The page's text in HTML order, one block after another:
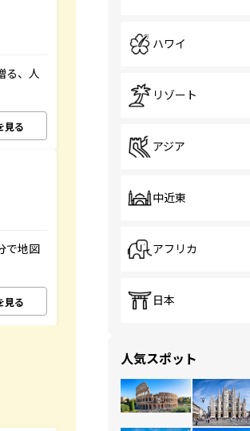
る、人
見る
で地図
見る
ハワイ
リゾート
アジア
中近東
アフリカ
日本
人気スポット